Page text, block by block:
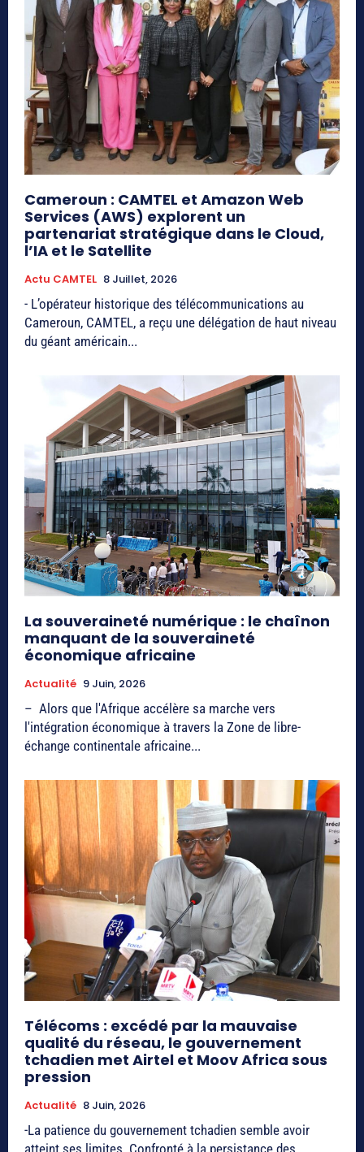
Cameroun : CAMTEL et Amazon Web
Services (AWS) explorent un
partenariat stratégique dans le Cloud,
l’IA et le Satellite
Actu CAMTEL 8 Juillet, 2026
- L’opérateur historique des télécommunications au
Cameroun, CAMTEL, a reçu une délégation de haut niveau
du géant américain...
La souveraineté numérique : le chaînon
manquant de la souveraineté
économique africaine
Actualité 9 Juin, 2026
– Alors que l'Afrique accélère sa marche vers
l'intégration économique à travers la Zone de libre-
échange continentale africaine...
Télécoms : excédé par la mauvaise
qualité du réseau, le gouvernement
tchadien met Airtel et Moov Africa sous
pression
Actualité 8 Juin, 2026
-La patience du gouvernement tchadien semble avoir
atteint ses limites. Confronté à la persistance des